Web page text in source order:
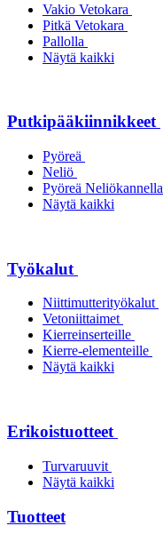
Vakio Vetokara
Pitkä Vetokara
Pallolla
Näytä kaikki
Putkipääkiinnikkeet
Pyöreä
Neliö
Pyöreä Neliökannella
Näytä kaikki
Työkalut
Niittimutterityökalut
Vetoniittaimet
Kierreinserteille
Kierre-elementeille
Näytä kaikki
Erikoistuotteet
Turvaruuvit
Näytä kaikki
Tuotteet